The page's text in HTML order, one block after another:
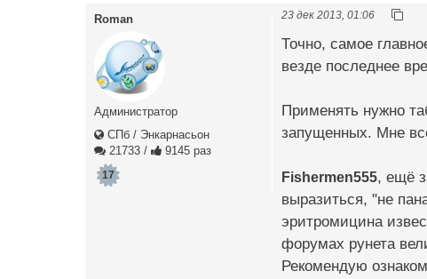
Roman
Администратор
СПб / Энкарнасьон
21733 / 9145 раз
17
23 дек 2013, 01:06
Точно, самое
везде последнее
Применять нужно
запущенных. Мне
Fishermen555, ещё
выразиться, "не
эритромицина
форумах рунета
Рекомендую